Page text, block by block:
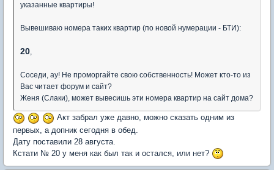
указанные квартиры!
Вывешиваю номера таких квартир (по новой нумерации - БТИ):
20,
Соседи, ау! Не проморгайте свою собственность! Может кто-то из
Вас читает форум и сайт?
Женя (Слаки), может вывесишь эти номера квартир на сайт дома?
Акт забрал уже давно, можно сказать одним из
первых, а допник сегодня в обед.
Дату поставили 28 августа.
Кстати № 20 у меня как был так и остался, или нет?